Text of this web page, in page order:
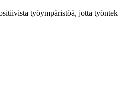
työympäristöä, jotta